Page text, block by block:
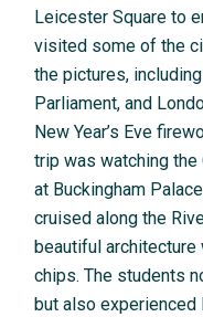
Leicester Square to
visited some of the
the pictures,
Parliament, and
New Year’s Eve
trip was watching the
at Buckingham
cruised along the
beautiful architecture
chips. The students
but also experienced